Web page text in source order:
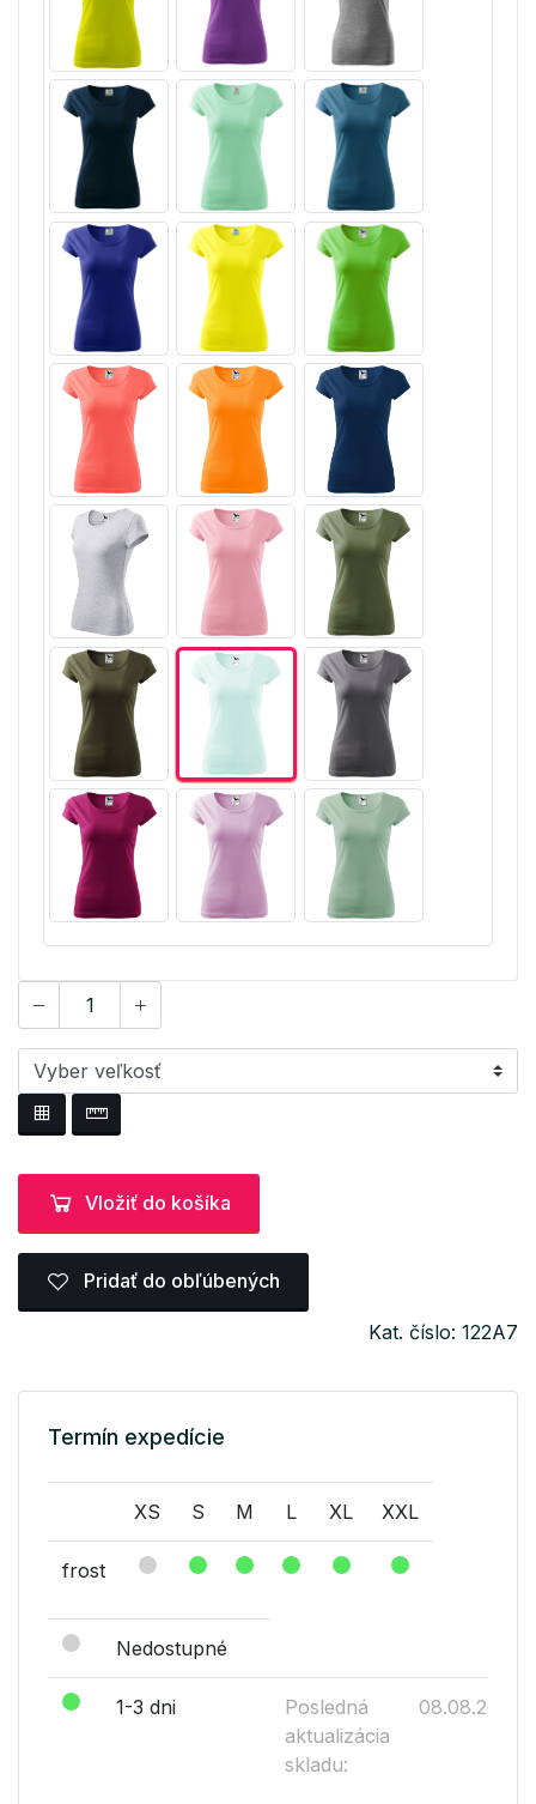
Vložiť do košíka
Pridať do obľúbených
Kat. číslo: 122A7
Termín expedície
XS S M L XL XXL
frost
Nedostupné
1-3 dni
Posledná
aktualizácia
skladu:
08.08.2026